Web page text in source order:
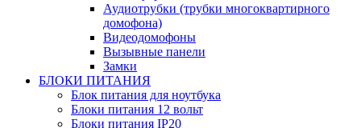
Аудиотрубки (трубки многоквартирного
домофона)
Видеодомофоны
Вызывные панели
Замки
БЛОКИ ПИТАНИЯ
Блок питания для ноутбука
Блоки питания 12 вольт
Блоки питания IP20